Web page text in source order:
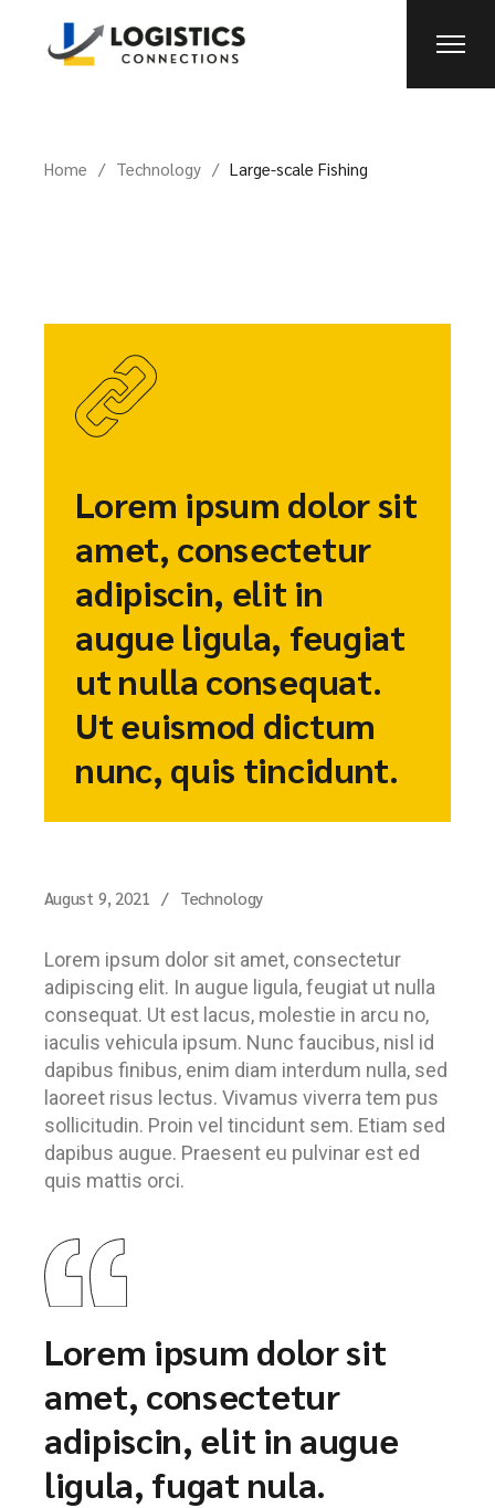
Home Technology Large-scale Fishing
Lorem ipsum dolor sit
amet, consectetur
adipiscin, elit in
augue ligula, feugiat
ut nulla consequat.
Ut euismod dictum
nunc, quis tincidunt.
August 9, 2021 Technology
Lorem ipsum dolor sit amet, consectetur
adipiscing elit. In augue ligula, feugiat ut nulla
consequat. Ut est lacus, molestie in arcu no,
iaculis vehicula ipsum. Nunc faucibus, nisl id
dapibus finibus, enim diam interdum nulla, sed
laoreet risus lectus. Vivamus viverra tem pus
sollicitudin. Proin vel tincidunt sem. Etiam sed
dapibus augue. Praesent eu pulvinar est ed
quis mattis orci.
Lorem ipsum dolor sit
amet, consectetur
adipiscin, elit in augue
ligula, fugat nula.